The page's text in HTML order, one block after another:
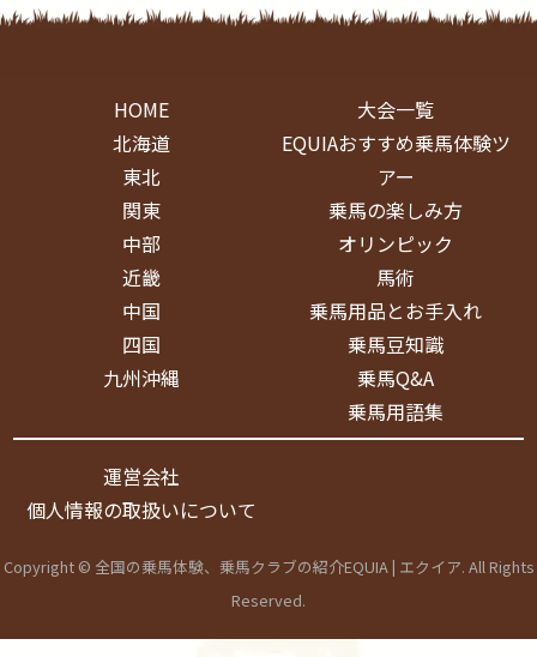
HOME
北海道
東北
関東
中部
近畿
中国
四国
九州沖縄
大会一覧
EQUIAおすすめ乗馬体験ツ
アー
乗馬の楽しみ方
オリンピック
馬術
乗馬用品とお手入れ
乗馬豆知識
乗馬Q&A
乗馬用語集
運営会社
個人情報の取扱いについて
Copyright © 全国の乗馬体験、乗馬クラブの紹介EQUIA | エクイア. All Rights
Reserved.